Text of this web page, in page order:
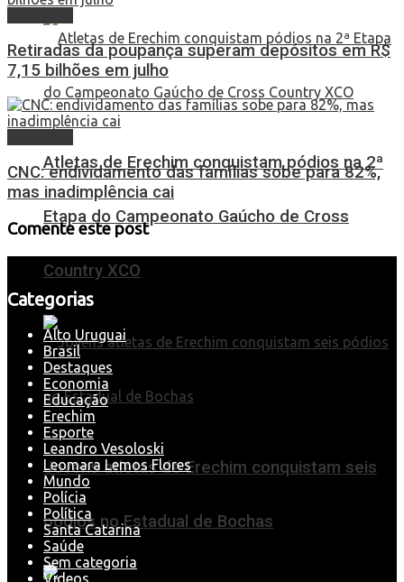
Atletas de Erechim conquistam pódios na 2ª
Etapa do Campeonato Gaúcho de Cross
Country XCO
Jovens atletas de Erechim conquistam seis
pódios no Estadual de Bochas
Retiradas da poupança superam depósitos em R$
7,15 bilhões em julho
CNC: endividamento das famílias sobe para 82%,
mas inadimplência cai
Comente este post
Categorias
Alto Uruguai
Brasil
Destaques
Economia
Educação
Erechim
Esporte
Leandro Vesoloski
Leomara Lemos Flores
Mundo
Polícia
Política
Santa Catarina
Saúde
Sem categoria
Videos